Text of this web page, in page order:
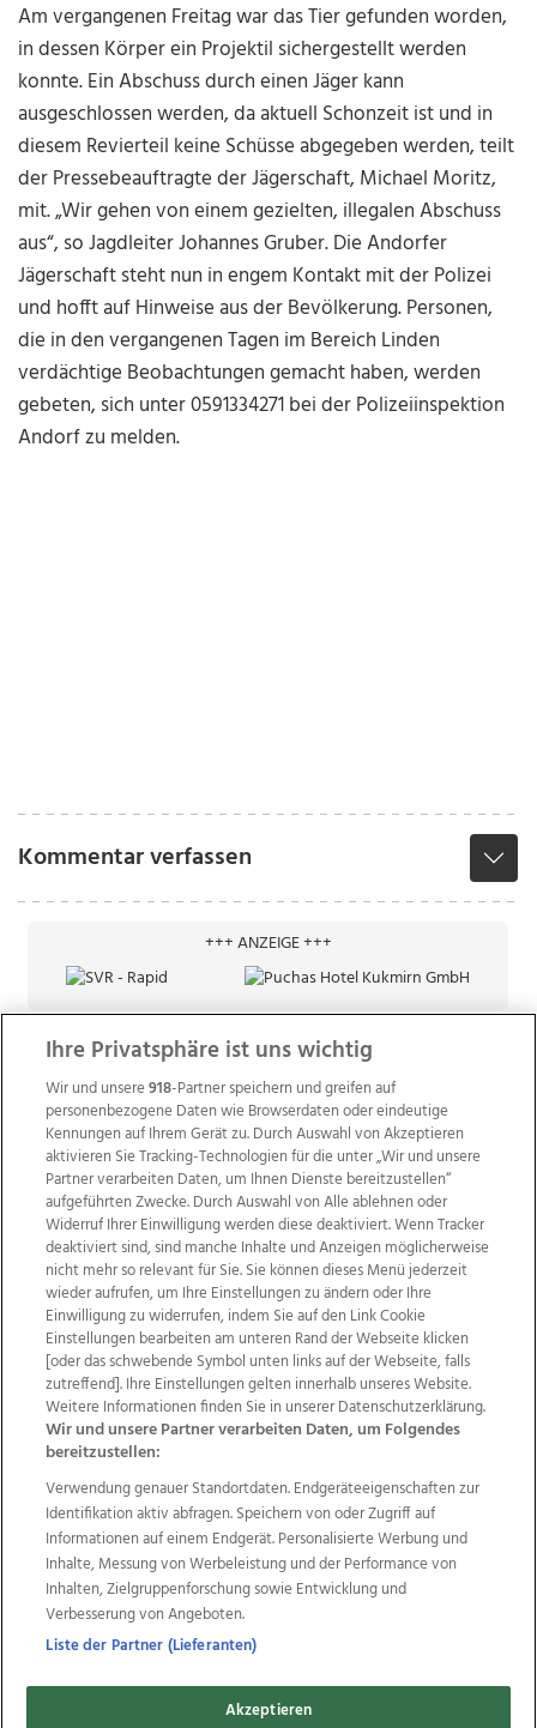
Am vergangenen Freitag war das Tier gefunden worden,
in dessen Körper ein Projektil sichergestellt werden
konnte. Ein Abschuss durch einen Jäger kann
ausgeschlossen werden, da aktuell Schonzeit ist und in
diesem Revierteil keine Schüsse abgegeben werden, teilt
der Pressebeauftragte der Jägerschaft, Michael Moritz,
mit. „Wir gehen von einem gezielten, illegalen Abschuss
aus“, so Jagdleiter Johannes Gruber. Die Andorfer
Jägerschaft steht nun in engem Kontakt mit der Polizei
und hofft auf Hinweise aus der Bevölkerung. Personen,
die in den vergangenen Tagen im Bereich Linden
verdächtige Beobachtungen gemacht haben, werden
gebeten, sich unter 0591334271 bei der Polizeiinspektion
Andorf zu melden.
Kommentar verfassen
+++ ANZEIGE +++
Wir über uns Mediadaten Kontakt
Jobs
Datenschutz
Impressum
AGB Anzeigekunden
AGB Website
Ehrenkodex Politische Werbung
Weitere Angebote des Medienhauses Wimmer
TV1 di-mog-i.at OÖNow
Ischler Woche
Life Radio
OÖNachrichten
OÖN Immobilien
OÖN Karriere
OÖN Reise
Promenaden Galerien
Regionaljobs
wasistlos.at wirtrauern.at
Copyrights © 2026 Tips Zeitungs GmbH & Co KG
Ihre Privatsphäre ist uns wichtig
Wir und unsere918-Partner speichern und greifen auf
personenbezogene Daten wie Browserdaten oder eindeutige
Kennungen auf Ihrem Gerät zu. Durch Auswahl von Akzeptieren
aktivieren Sie Tracking-Technologien für die unter „Wir und unsere
Partner verarbeiten Daten, um Ihnen Dienste bereitzustellen“
aufgeführten Zwecke. Durch Auswahl von Alle ablehnen oder
Widerruf Ihrer Einwilligung werden diese deaktiviert. Wenn Tracker
deaktiviert sind, sind manche Inhalte und Anzeigen möglicherweise
nicht mehr so relevant für Sie. Sie können dieses Menü jederzeit
wieder aufrufen, um Ihre Einstellungen zu ändern oder Ihre
Einwilligung zu widerrufen, indem Sie auf den Link Cookie
Einstellungen bearbeiten am unteren Rand der Webseite klicken
[oder das schwebende Symbol unten links auf der Webseite, falls
zutreffend]. Ihre Einstellungen gelten innerhalb unseres Website.
Weitere Informationen finden Sie in unserer Datenschutzerklärung.
Wir und unsere Partner verarbeiten Daten, um Folgendes
bereitzustellen:
Verwendung genauer Standortdaten. Endgeräteeigenschaften zur
Identifikation aktiv abfragen. Speichern von oder Zugriff auf
Informationen auf einem Endgerät. Personalisierte Werbung und
Inhalte, Messung von Werbeleistung und der Performance von
Inhalten, Zielgruppenforschung sowie Entwicklung und
Verbesserung von Angeboten.
Liste der Partner (Lieferanten)
Akzeptieren